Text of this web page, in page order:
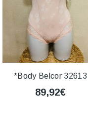
*Body Belcor 32613
89,92€